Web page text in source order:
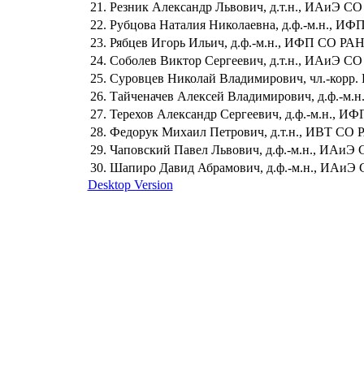
21. Резник Александр Львович, д.т.н., ИАиЭ
22. Рубцова Наталия Николаевна, д.ф.-м.н.,
23. Рябцев Игорь Ильич, д.ф.-м.н., ИФП СО РАН
24. Соболев Виктор Сергеевич, д.т.н., ИАиЭ
25. Суровцев Николай Владимирович, чл.-
26. Тайченачев Алексей Владимирович, д.ф.-
27. Терехов Александр Сергеевич, д.ф.-м.н.,
28. Федорук Михаил Петрович, д.т.н., ИВТ СО
29. Чаповский Павел Львович, д.ф.-м.н.,
30. Шапиро Давид Абрамович, д.ф.-м.н.,
Desktop Version